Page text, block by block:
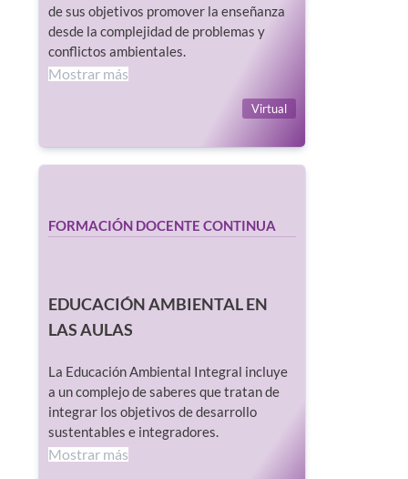
de sus objetivos promover la enseñanza
desde la complejidad de problemas y
conflictos ambientales.
Mostrar más
Virtual
FORMACIÓN DOCENTE CONTINUA
EDUCACIÓN AMBIENTAL EN
LAS AULAS
La Educación Ambiental Integral incluye
a un complejo de saberes que tratan de
integrar los objetivos de desarrollo
sustentables e integradores.
Mostrar más